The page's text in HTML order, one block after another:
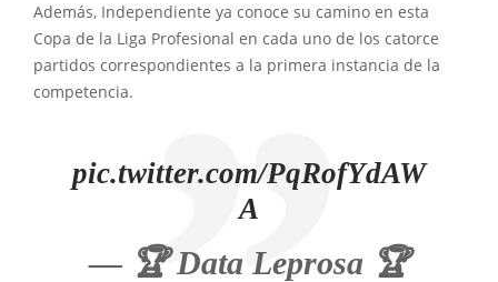
Además, Independiente ya conoce su camino en esta
Copa de la Liga Profesional en cada uno de los catorce
partidos correspondientes a la primera instancia de la
competencia.
pic.twitter.com/PqRofYdAW
A
— 🏆 Data Leprosa 🏆